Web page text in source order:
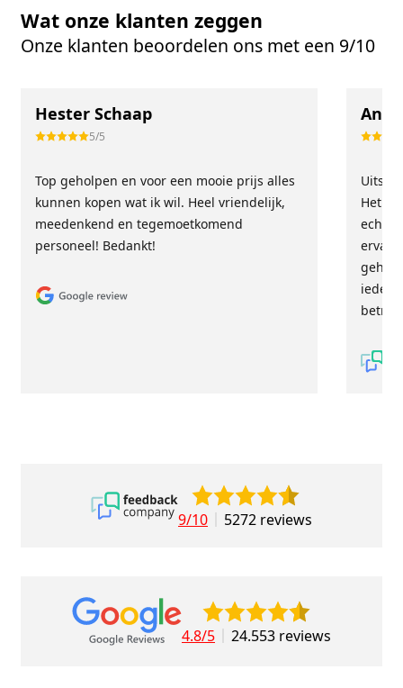
Wat onze klanten zeggen
Onze klanten beoordelen ons met een 9/10
Hester Schaap
5/5
Top geholpen en voor een mooie prijs alles
kunnen kopen wat ik wil. Heel vriendelijk,
meedenkend en tegemoetkomend
personeel! Bedankt!
Het
echt
9/10 5272 reviews
4.8/5 24.553 reviews